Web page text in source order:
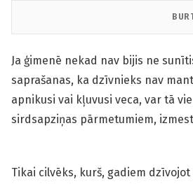
Ja ģimenē nekad nav bijis ne
saprašanas, ka dzīvnieks nav
apnikusi vai kļuvusi veca, var tā
sirdsapziņas pārmetumiem,
Tikai cilvēks, kurš, gadiem